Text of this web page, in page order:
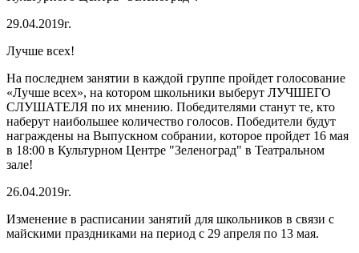
29.04.2019г.
Лучше всех!
На последнем занятии в каждой группе пройдет голосование
«Лучше всех», на котором школьники выберут ЛУЧШЕГО
СЛУШАТЕЛЯ по их мнению. Победителями станут те, кто
наберут наибольшее количество голосов. Победители будут
награждены на Выпускном собрании, которое пройдет 16 мая
в 18:00 в Культурном Центре "Зеленоград" в Театральном
зале!
26.04.2019г.
Изменение в расписании занятий для школьников в связи с
майскими праздниками на период с 29 апреля по 13 мая.